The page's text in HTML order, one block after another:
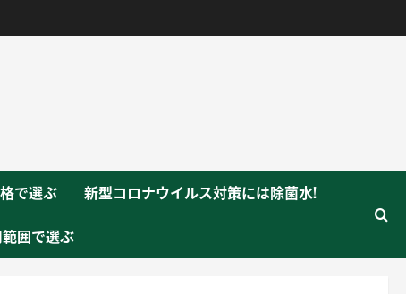
で選ぶ 新型コロナウイルス対策には除菌水!
囲で選ぶ